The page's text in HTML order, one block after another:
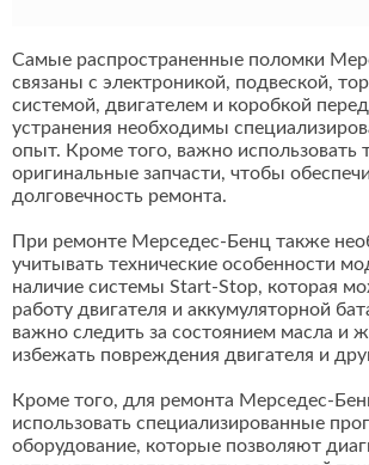
Самые распространенные поломки
связаны с электроникой, подвеской,
системой, двигателем и коробкой
устранения необходимы
опыт. Кроме того, важно использовать
оригинальные запчасти, чтобы
долговечность ремонта.
При ремонте Мерседес-Бенц также
учитывать технические особенности
наличие системы Start-Stop, которая
работу двигателя и аккумуляторной
важно следить за состоянием масла и
избежать повреждения двигателя и
Кроме того, для ремонта Мерседес-
использовать специализированные
оборудование, которые позволяют